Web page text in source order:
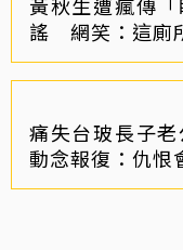
謠 網笑：這廁
痛失台玻長子
動念報復：仇恨